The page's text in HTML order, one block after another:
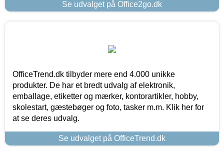
Se udvalget på Office2go.dk
OfficeTrend.dk tilbyder mere end 4.000 unikke
produkter. De har et bredt udvalg af elektronik,
emballage, etiketter og mærker, kontorartikler, hobby,
skolestart, gæstebøger og foto, tasker m.m. Klik her for
at se deres udvalg.
Se udvalget på OfficeTrend.dk